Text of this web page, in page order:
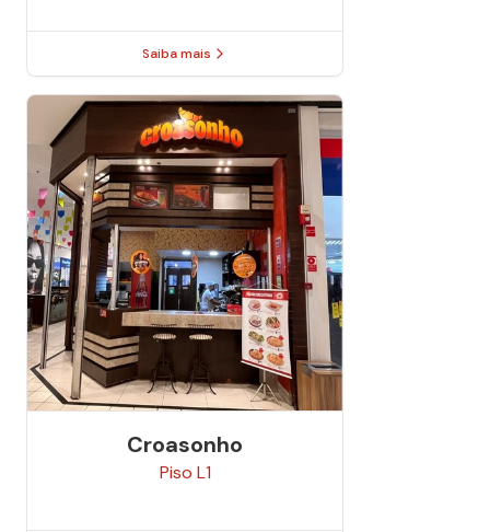
Saiba mais
Croasonho
Piso L1